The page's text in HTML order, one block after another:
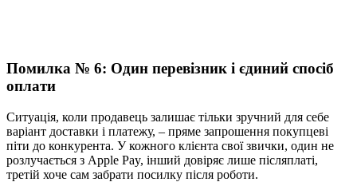
Помилка № 6: Один перевізник і єдиний спосіб
оплати
Ситуація, коли продавець залишає тільки зручний для себе
варіант доставки і платежу, – пряме запрошення покупцеві
піти до конкурента. У кожного клієнта свої звички, один не
розлучається з Apple Pay, інший довіряє лише післяплаті,
третій хоче сам забрати посилку після роботи.